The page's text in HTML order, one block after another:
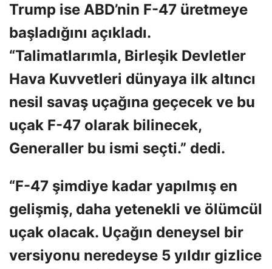
Trump ise ABD’nin F-47 üretmeye
başladığını açıkladı.
“Talimatlarımla, Birleşik Devletler
Hava Kuvvetleri dünyaya ilk altıncı
nesil savaş uçağına geçecek ve bu
uçak F-47 olarak bilinecek,
Generaller bu ismi seçti.” dedi.
“F-47 şimdiye kadar yapılmış en
gelişmiş, daha yetenekli ve ölümcül
uçak olacak. Uçağın deneysel bir
versiyonu neredeyse 5 yıldır gizlice